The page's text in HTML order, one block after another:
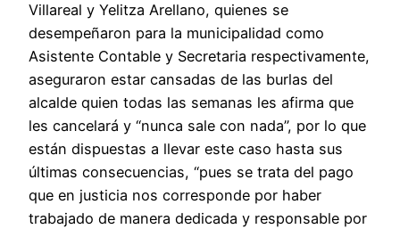
Villareal y Yelitza Arellano, quienes se
desempeñaron para la municipalidad como
Asistente Contable y Secretaria respectivamente,
aseguraron estar cansadas de las burlas del
alcalde quien todas las semanas les afirma que
les cancelará y “nunca sale con nada”, por lo que
están dispuestas a llevar este caso hasta sus
últimas consecuencias, “pues se trata del pago
que en justicia nos corresponde por haber
trabajado de manera dedicada y responsable por